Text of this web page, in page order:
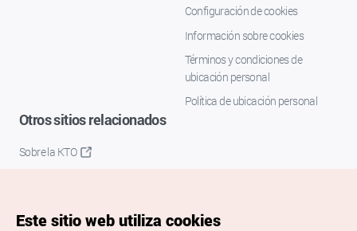
Configuración de cookies
Información sobre cookies
Términos y condiciones de
ubicación personal
Política de ubicación personal
Otros sitios relacionados
Sobre la KTO
Este sitio web utiliza cookies